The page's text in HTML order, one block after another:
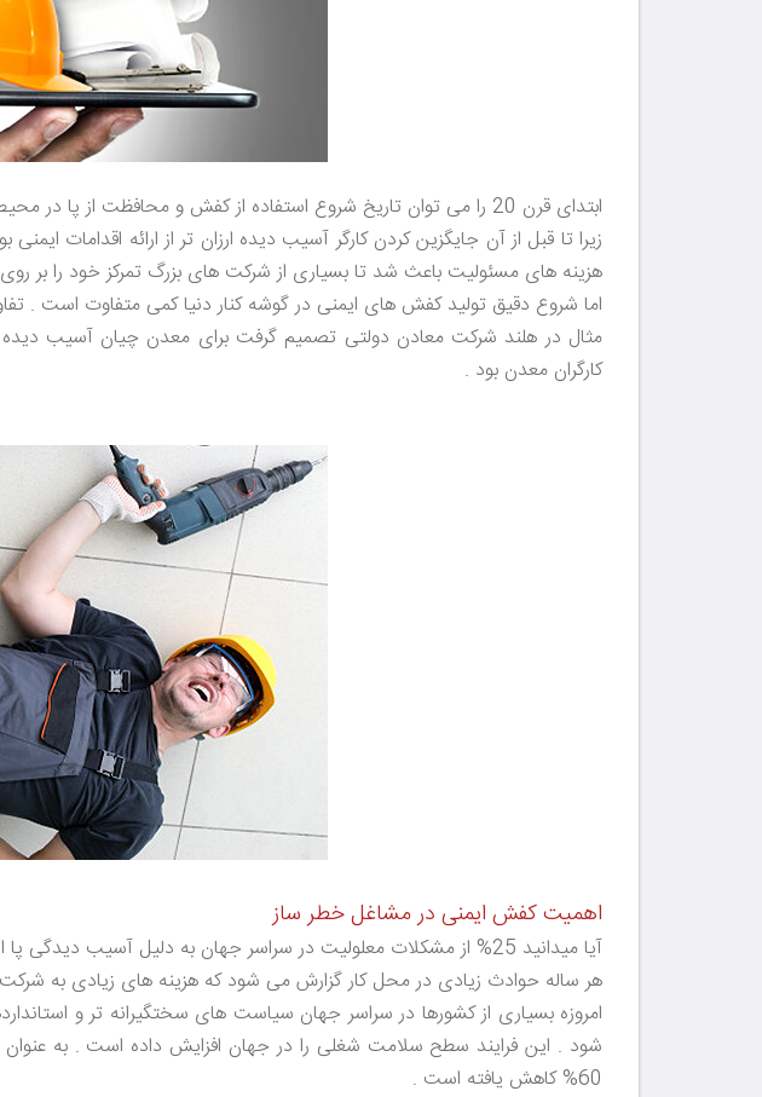
ابتدای قرن 20 را می توان تاریخ شروع استفاده از کفش و محافظت
هزینه های مسئولیت باعث شد تا بسیاری از شرکت های بزرگ تمرکز خود را بر
اما شروع دقیق تولید کفش های ایمنی در گوشه کنار دنیا کمی متفاوت است .
مثال در هلند شرکت معادن دولتی تصمیم گرفت برای معدن چیان آسیب دیده
کارگران معدن بود .
اهمیت کفش ایمنی در مشاغل خطر ساز
آیا میدانید 25% از مشکلات معلولیت در سراسر جهان به دلیل آسیب دیدگی پا است ؟
هر ساله حوادث زیادی در محل کار گزارش می شود که هزینه های زیادی به
امروزه بسیاری از کشورها در سراسر جهان سیاست های سختگیرانه تر و
شود . این فرایند سطح سلامت شغلی را در جهان افزایش داده است . به عنوان
60% کاهش یافته است .